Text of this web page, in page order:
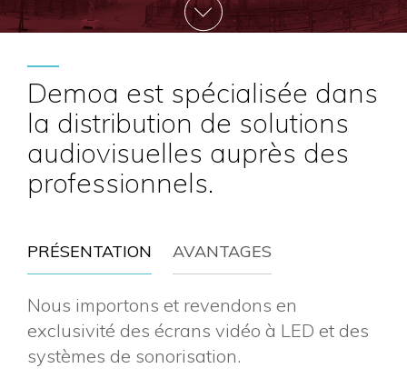
Demoa est spécialisée dans
la distribution de solutions
audiovisuelles auprès des
professionnels.
PRÉSENTATION AVANTAGES
Nous importons et revendons en
exclusivité des écrans vidéo à LED et des
systèmes de sonorisation.